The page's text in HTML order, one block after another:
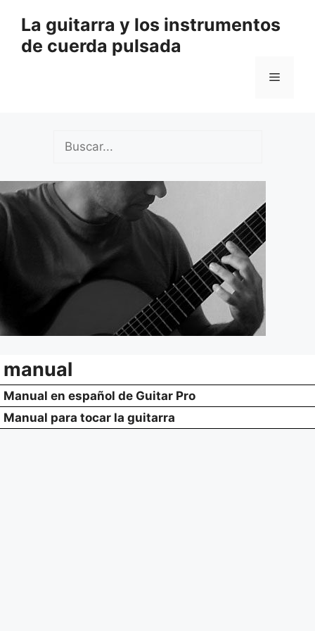
contenido
La guitarra y los instrumentos
de cuerda pulsada
Menú
manual
Manual en español de Guitar Pro
Manual para tocar la guitarra